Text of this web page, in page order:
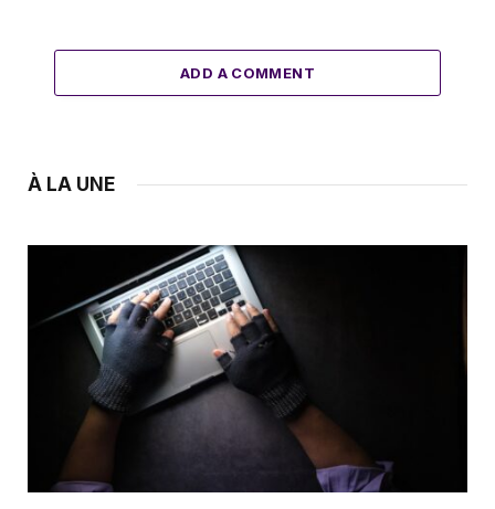
ADD A COMMENT
À LA UNE